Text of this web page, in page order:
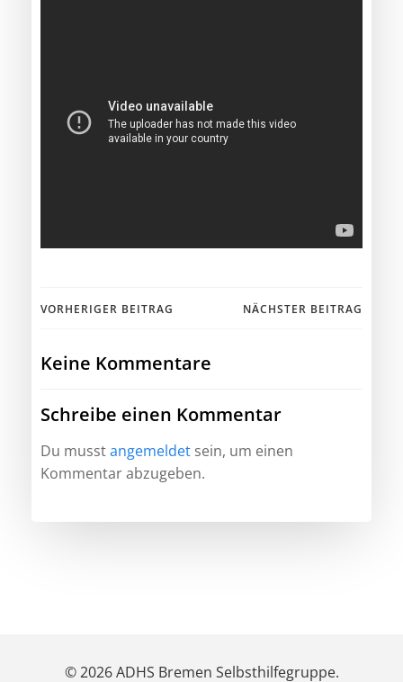
Beitragsnavigation
VORHERIGER BEITRAG NÄCHSTER BEITRAG
Keine Kommentare
Schreibe einen Kommentar
Du musstangemeldet sein, um einen
Kommentar abzugeben.
© 2026 ADHS Bremen Selbsthilfegruppe.